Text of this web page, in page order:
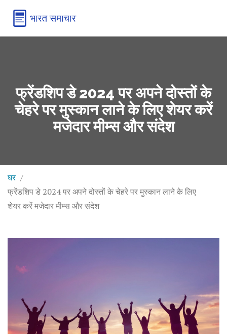
फ्रेंडशिप डे 2024 पर अपने दोस्तों के
चेहरे पर मुस्कान लाने के लिए शेयर करें
मजेदार मीम्स और संदेश
घर
फ्रेंडशिप डे 2024 पर अपने दोस्तों के चेहरे पर मुस्कान लाने के लिए
शेयर करें मजेदार मीम्स और संदेश